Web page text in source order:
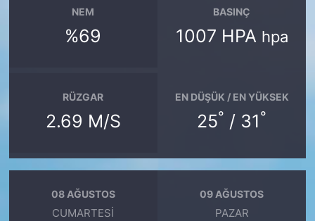
NEM
%69
BASINÇ
1007 HPA hpa
RÜZGAR
2.69 M/S
EN DÜŞÜK / EN YÜKSEK
25° / 31°
08 AĞUSTOS
CUMARTESI
09 AĞUSTOS
PAZAR
YAŞAM